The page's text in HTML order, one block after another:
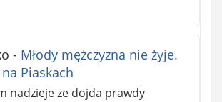
- Młody mężczyzna nie żyje.
na Piaskach
nadzieje ze dojda prawdy